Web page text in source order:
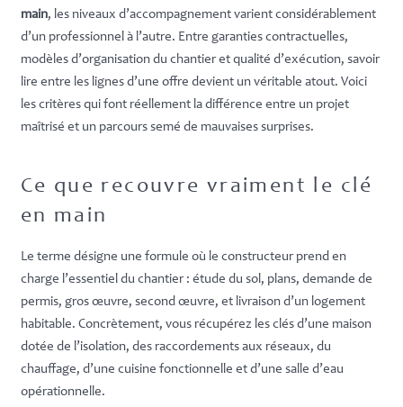
main, les niveaux d’accompagnement varient considérablement
d’un professionnel à l’autre. Entre garanties contractuelles,
modèles d’organisation du chantier et qualité d’exécution, savoir
lire entre les lignes d’une offre devient un véritable atout. Voici
les critères qui font réellement la différence entre un projet
maîtrisé et un parcours semé de mauvaises surprises.
Ce que recouvre vraiment le clé
en main
Le terme désigne une formule où le constructeur prend en
charge l’essentiel du chantier : étude du sol, plans, demande de
permis, gros œuvre, second œuvre, et livraison d’un logement
habitable. Concrètement, vous récupérez les clés d’une maison
dotée de l’isolation, des raccordements aux réseaux, du
chauffage, d’une cuisine fonctionnelle et d’une salle d’eau
opérationnelle.